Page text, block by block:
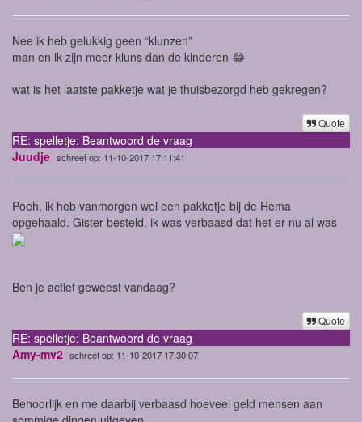
Nee ik heb gelukkig geen “klunzen”
man en ik zijn meer kluns dan de kinderen 😂
wat is het laatste pakketje wat je thuisbezorgd heb gekregen?
Quote
RE: spelletje: Beantwoord de vraag
Juudje schreef op: 11-10-2017 17:11:41
Poeh, ik heb vanmorgen wel een pakketje bij de Hema
opgehaald. Gister besteld, ik was verbaasd dat het er nu al was
Ben je actief geweest vandaag?
Quote
RE: spelletje: Beantwoord de vraag
Amy-mv2 schreef op: 11-10-2017 17:30:07
Behoorlijk en me daarbij verbaasd hoeveel geld mensen aan